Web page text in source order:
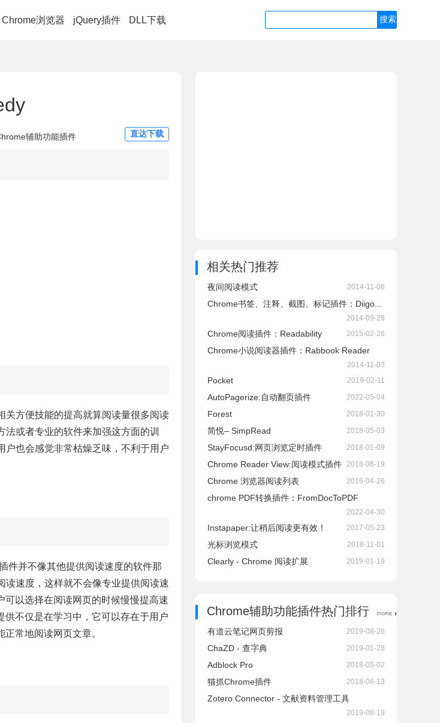
Chrome浏览器 jQuery插件 DLL下载
辅助功能插件 直达下载
关方便技能的提高就算阅读量很多阅读
或者专业的软件来加强这方面的训
户也会感觉非常枯燥乏味，不利于用户
件并不像其他提供阅读速度的软件那
读速度，这样就不会像专业提供阅读速
以选择在阅读网页的时候慢慢提高速
不仅是在学习中，它可以存在于用户
常地阅读网页文章。
相关热门推荐
夜间阅读模式 2014-11-06
Chrome书签、注释、截图、标记插件：Diigo...
2014-09-28
Chrome阅读插件：Readability 2015-02-26
Chrome小说阅读器插件：Rabbook Reader
2014-11-03
Pocket 2019-02-11
AutoPagerize:自动翻页插件 2022-05-04
Forest 2018-01-30
简悦– SimpRead 2018-05-03
StayFocusd:网页浏览定时插件 2018-01-09
Chrome Reader View:阅读模式插件 2018-06-19
Chrome 浏览器阅读列表 2016-04-26
chrome PDF转换插件：FromDocToPDF
2022-04-30
Instapaper:让稍后阅读更有效！ 2017-05-23
光标浏览模式 2018-11-01
Clearly - Chrome 阅读扩展 2019-01-19
Chrome辅助功能插件热门排行
有道云笔记网页剪报 2019-08-26
ChaZD - 查字典 2019-01-28
Adblock Pro 2018-05-02
猫抓Chrome插件 2018-06-13
Zotero Connector - 文献资料管理工具
2019-08-19